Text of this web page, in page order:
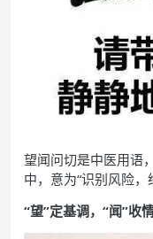
望闻问切是中医用语
中，意为“识别风险，
“望”定基调，“闻”收